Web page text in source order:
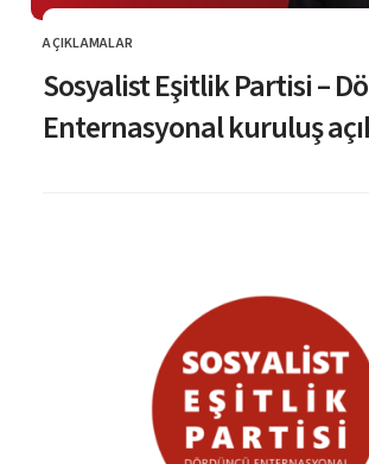
KATEGORI
AÇIKLAMALAR
Sosyalist Eşitlik Partisi –
Enternasyonal kuruluş